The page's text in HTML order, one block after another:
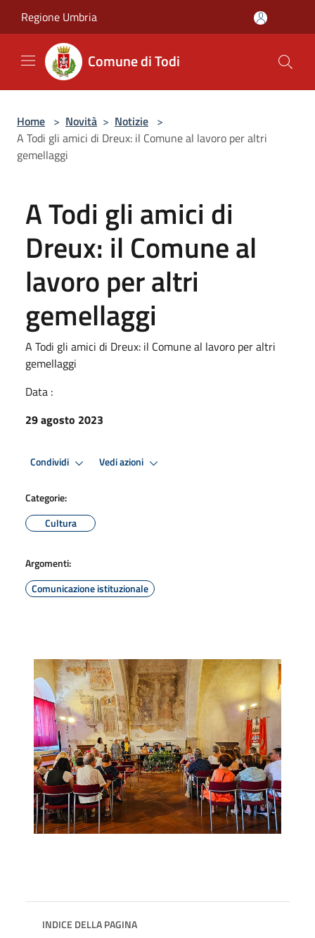
Regione Umbria
Comune di Todi
Home > Novità > Notizie >
A Todi gli amici di Dreux: il Comune al lavoro per altri
gemellaggi
A Todi gli amici di
Dreux: il Comune al
lavoro per altri
gemellaggi
A Todi gli amici di Dreux: il Comune al lavoro per altri
gemellaggi
Data :
29 agosto 2023
Condividi Vedi azioni
Categorie:
Cultura
Argomenti:
Comunicazione istituzionale
INDICE DELLA PAGINA